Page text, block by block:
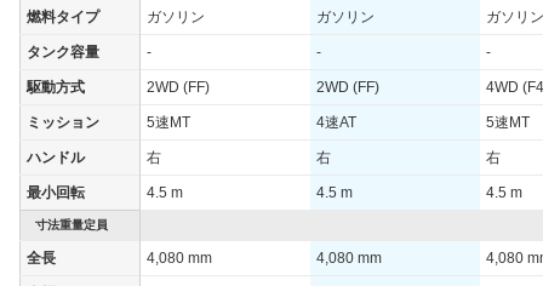
WLTCモード(郊
- - -
速道路)
- - -
JC08モード - - -
1015モード 14.6km/L 12.6km/L 13.8km/
60km定地 - - -
燃料タイプ ガソリン ガソリン ガソリン
タンク容量 - - -
駆動方式 2WD (FF) 2WD (FF) 4WD
ミッション 5速MT 4速AT 5速MT
ハンドル 右 右 右
最小回転 4.5 m 4.5 m 4.5 m
寸法重量定員
全長 4,080 mm 4,080 mm 4,080